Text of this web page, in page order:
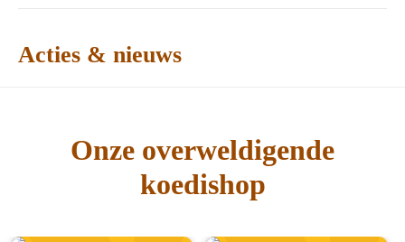
Acties & nieuws
Onze overweldigende
koedishop